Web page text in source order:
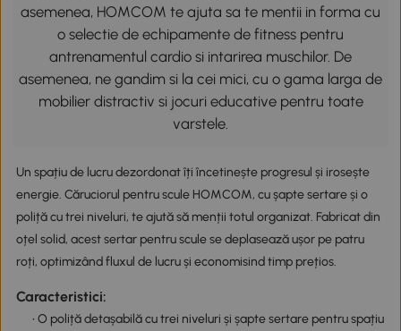
asemenea, HOMCOM te ajuta sa te mentii in forma cu
o selectie de echipamente de fitness pentru
antrenamentul cardio si intarirea muschilor. De
asemenea, ne gandim si la cei mici, cu o gama larga de
mobilier distractiv si jocuri educative pentru toate
varstele.
Un spațiu de lucru dezordonat îți încetinește progresul și irosește
energie. Căruciorul pentru scule HOMCOM, cu șapte sertare și o
poliță cu trei niveluri, te ajută să menții totul organizat. Fabricat din
oțel solid, acest sertar pentru scule se deplasează ușor pe patru
roți, optimizând fluxul de lucru și economisind timp prețios.
Caracteristici:
• O poliță detașabilă cu trei niveluri și șapte sertare pentru spațiu